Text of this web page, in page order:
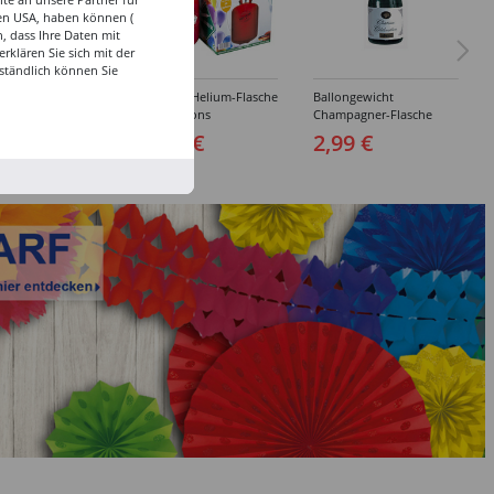
Ballongas Helium-Flasche
für 20 Ballons
29,99 €
Ballongewicht
Champagner-Flasche
2,99 €
USA, haben können (
dass Ihre Daten mit
Sie sich mit der
können Sie